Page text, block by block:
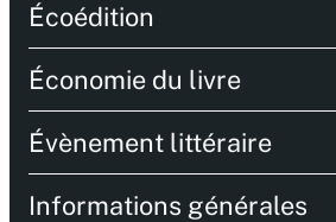
Écoédition
Économie du livre
Évènement littéraire
Informations générales